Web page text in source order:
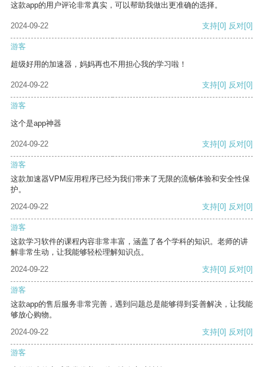
这款app的用户评论非常真实，可以帮助我做出更准确的选择。
2024-09-22 支持[0] 反对[0]
游客
超级好用的加速器，妈妈再也不用担心我的学习啦！
2024-09-22 支持[0] 反对[0]
游客
这个是app神器
2024-09-22 支持[0] 反对[0]
游客
这款加速器VPM应用程序已经为我们带来了无限的流畅体验和安全性保
护。
2024-09-22
支持[0] 反对[0]
游客
这款学习软件的课程内容非常丰富，涵盖了各个学科的知识。老师的讲
解非常生动，让我能够轻松理解知识点。
2024-09-22
支持[0] 反对[0]
游客
这款app的售后服务非常完善，遇到问题总是能够得到妥善解决，让我能
够放心购物。
2024-09-22
支持[0] 反对[0]
游客